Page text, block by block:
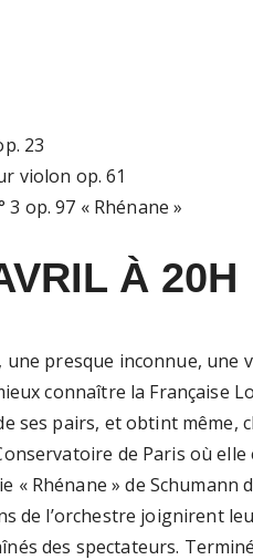
23
violon op. 61
3 op. 97 « Rhénane »
À 20H
presque inconnue, une
connaître la Française
ses pairs, et obtint même,
de Paris où
« Rhénane » de
de l’orchestre joignirent
des spectateurs.